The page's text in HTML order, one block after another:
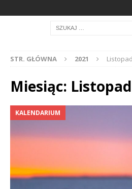
STR. GŁÓWNA 2021 Listopad
Miesiąc:
KALENDARIUM